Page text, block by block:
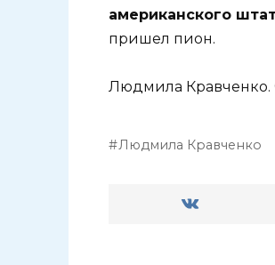
американского
пришел пион.
Людмила Кравченко.
Людмила Кравченко